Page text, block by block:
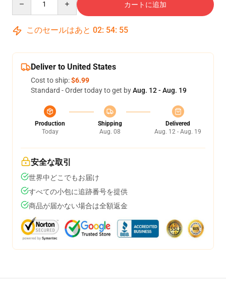
カートに追加
このセールはあと 02: 54: 54
Deliver to United States
Cost to ship:$6.99
Standard - Order today to get byAug. 12 - Aug. 19
Production
Today
Shipping
Aug. 08
Delivered
Aug. 12 - Aug. 19
安全な取引
世界中どこでもお届け
すべての小包に追跡番号を提供
商品が届かない場合は全額返金